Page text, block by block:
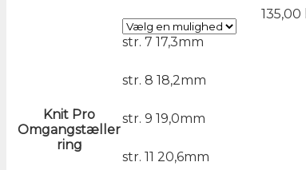
135,00
Knit Pro
Omgangstæller
ring
str. 7 17,3mm
str. 8 18,2mm
str. 9 19,0mm
str. 11 20,6mm